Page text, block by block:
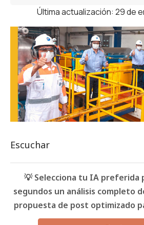
Última actualización: 29 de
Escuchar
💡 Selecciona tu IA preferida
segundos un análisis completo
propuesta de post optimizado